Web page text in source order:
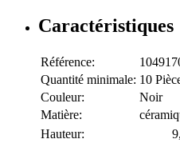
Caractéristiques
Référence:
Quantité minimale: 10
Couleur:
Noir
Matière:
Hauteur: